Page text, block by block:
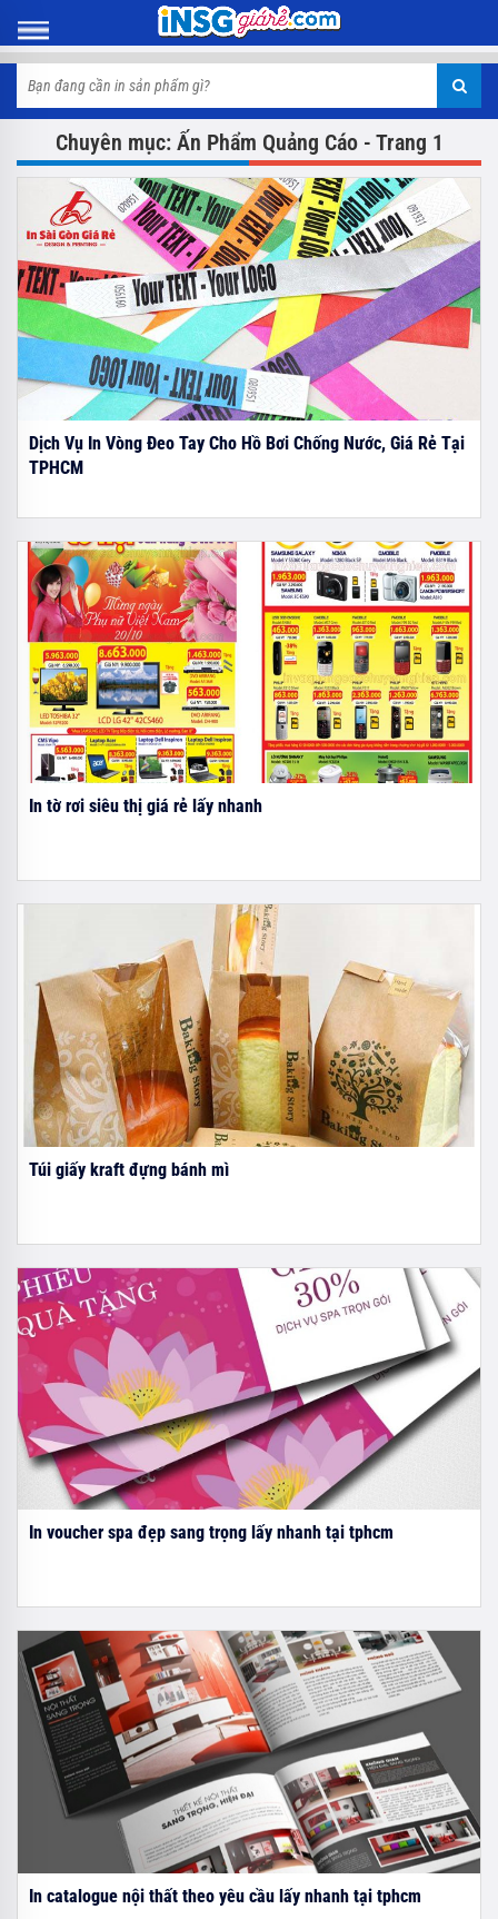
Chuyên mục: Ấn Phẩm Quảng Cáo - Trang 1
Dịch Vụ In Vòng Đeo Tay Cho Hồ Bơi Chống Nước, Giá Rẻ Tại
TPHCM
In tờ rơi siêu thị giá rẻ lấy nhanh
Túi giấy kraft đựng bánh mì
In voucher spa đẹp sang trọng lấy nhanh tại tphcm
In catalogue nội thất theo yêu cầu lấy nhanh tại tphcm